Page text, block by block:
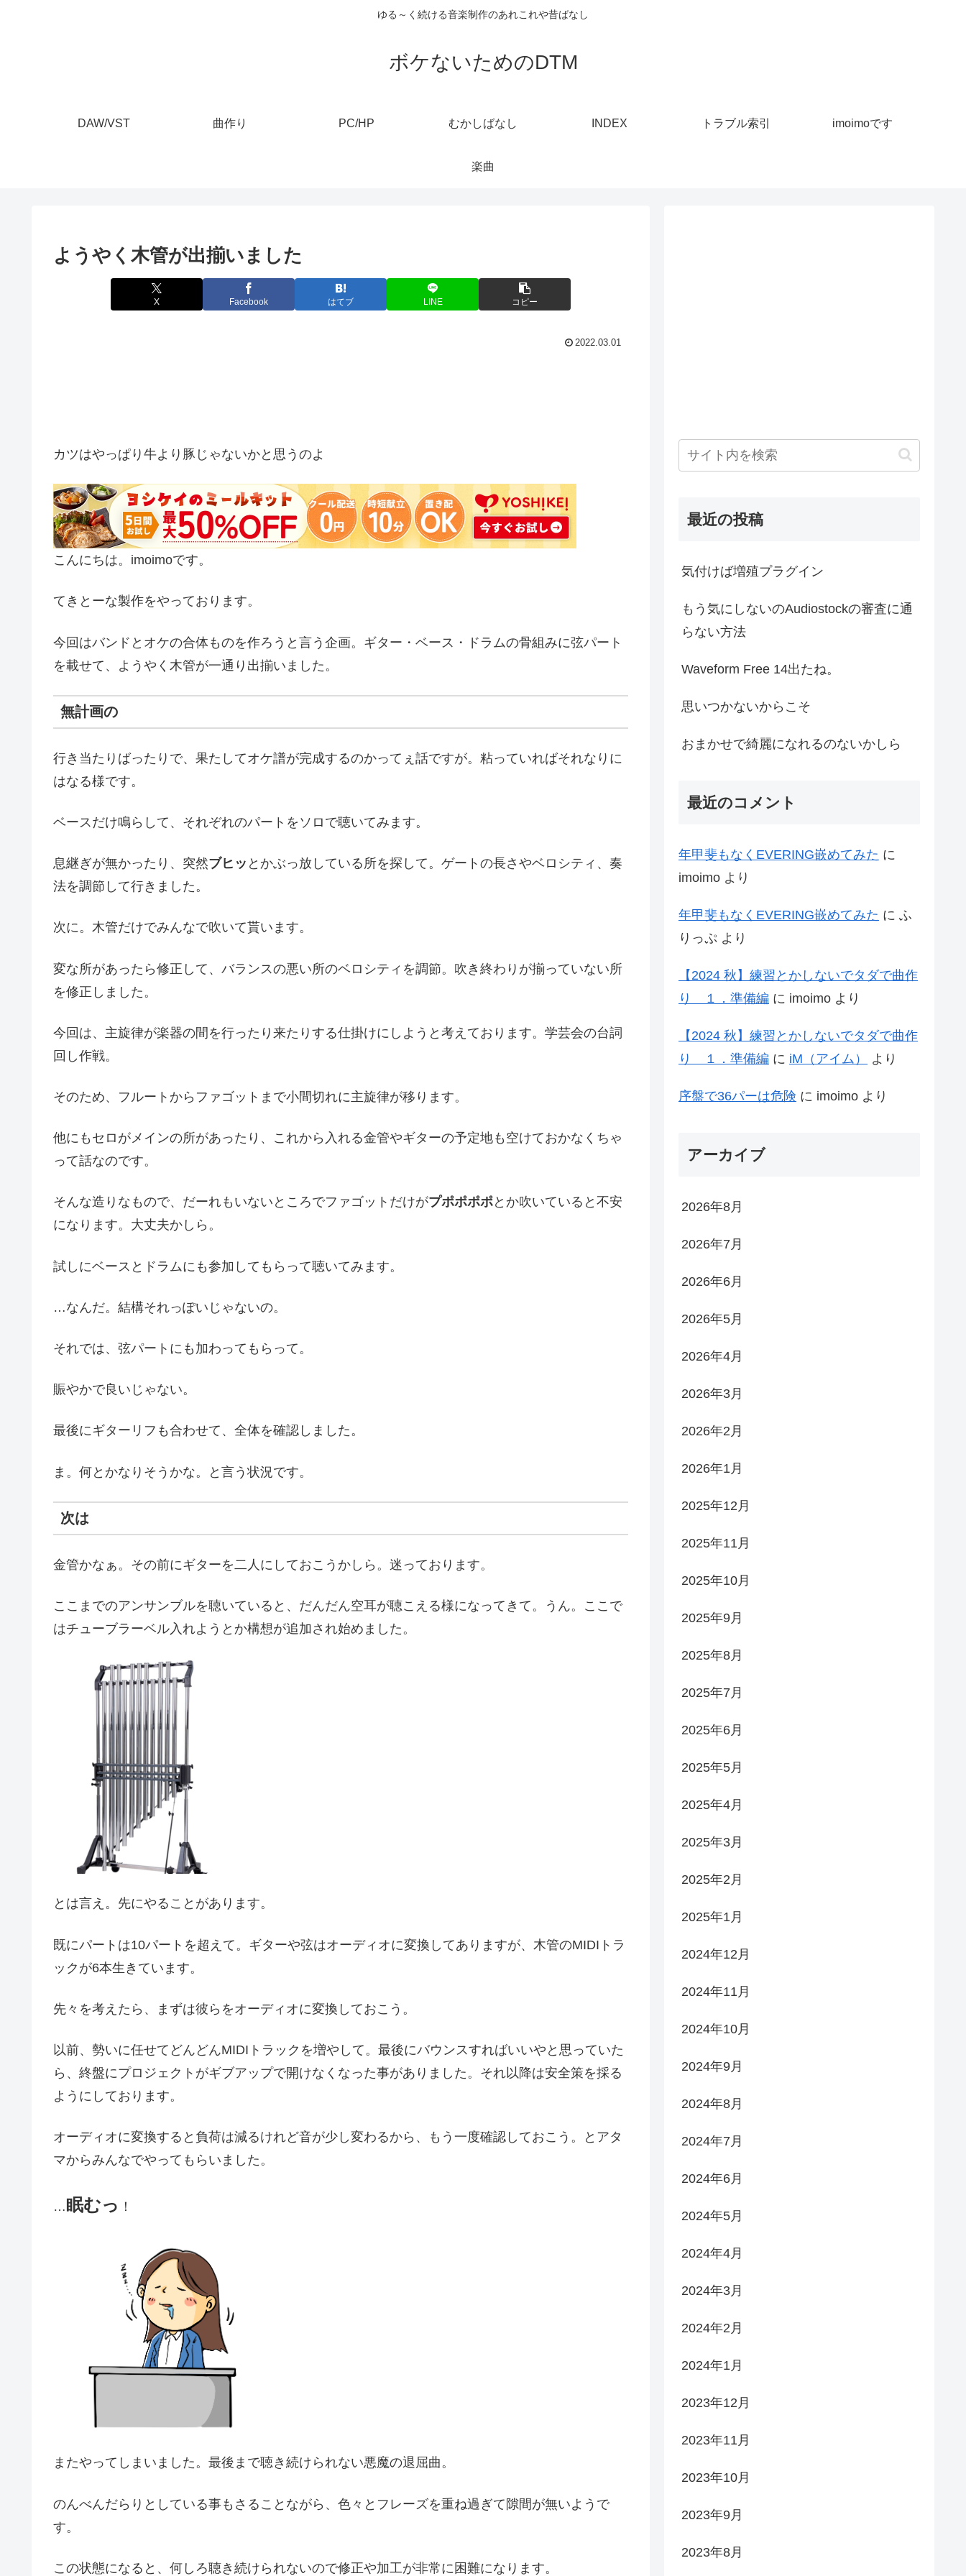
ゆる～く続ける音楽制作のあれこれや昔ばなし
ボケないためのDTM
DAW/VST 曲作り PC/HP むかしばなし INDEX トラブル索引 imoimoです
楽曲
ようやく木管が出揃いました
X Facebook はてブ LINE コピー
2022.03.01
カツはやっぱり牛より豚じゃないかと思うのよ
こんにちは。imoimoです。
てきとーな製作をやっております。
今回はバンドとオケの合体ものを作ろうと言う企画。ギター・ベース・ドラムの骨組みに弦パート
を載せて、ようやく木管が一通り出揃いました。
無計画の
行き当たりばったりで、果たしてオケ譜が完成するのかってぇ話ですが。粘っていればそれなりに
はなる様です。
ベースだけ鳴らして、それぞれのパートをソロで聴いてみます。
息継ぎが無かったり、突然ブヒッ とかぶっ放している所を探して。ゲートの長さやベロシティ、奏
法を調節して行きました。
次に。木管だけでみんなで吹いて貰います。
変な所があったら修正して、バランスの悪い所のベロシティを調節。吹き終わりが揃っていない所
を修正しました。
今回は、主旋律が楽器の間を行ったり来たりする仕掛けにしようと考えております。学芸会の台詞
回し作戦。
そのため、フルートからファゴットまで小間切れに主旋律が移ります。
他にもセロがメインの所があったり、これから入れる金管やギターの予定地も空けておかなくちゃ
って話なのです。
そんな造りなもので、だーれもいないところでファゴットだけがプポポポポとか吹いていると不安
になります。大丈夫かしら。
試しにベースとドラムにも参加してもらって聴いてみます。
…なんだ。結構それっぽいじゃないの。
それでは、弦パートにも加わってもらって。
賑やかで良いじゃない。
最後にギターリフも合わせて、全体を確認しました。
ま。何とかなりそうかな。と言う状況です。
次は
金管かなぁ。その前にギターを二人にしておこうかしら。迷っております。
ここまでのアンサンブルを聴いていると、だんだん空耳が聴こえる様になってきて。うん。ここで
はチューブラーベル入れようとか構想が追加され始めました。
とは言え。先にやることがあります。
既にパートは10パートを超えて。ギターや弦はオーディオに変換してありますが、木管のMIDIトラ
ックが6本生きています。
先々を考えたら、まずは彼らをオーディオに変換しておこう。
以前、勢いに任せてどんどんMIDIトラックを増やして。最後にバウンスすればいいやと思っていた
ら、終盤にプロジェクトがギブアップで開けなくなった事がありました。それ以降は安全策を採る
ようにしております。
オーディオに変換すると負荷は減るけれど音が少し変わるから、もう一度確認しておこう。とアタ
マからみんなでやってもらいました。
…眠むっ ！
またやってしまいました。最後まで聴き続けられない悪魔の退屈曲。
のんべんだらりとしている事もさることながら、色々とフレーズを重ね過ぎて隙間が無いようで
す。
この状態になると、何しろ聴き続けられないので修正や加工が非常に困難になります。
最近の投稿
気付けば増殖プラグイン
もう気にしないのAudiostockの審査に通
らない方法
Waveform Free 14出たね。
思いつかないからこそ
おまかせで綺麗になれるのないかしら
最近のコメント
年甲斐もなくEVERING嵌めてみた に
imoimo より
年甲斐もなくEVERING嵌めてみた に ふ
りっぷ より
【2024 秋】練習とかしないでタダで曲作
り １．準備編 に imoimo より
【2024 秋】練習とかしないでタダで曲作
り １．準備編 に iM（アイム） より
序盤で36パーは危険 に imoimo より
アーカイブ
2026年8月
2026年7月
2026年6月
2026年5月
2026年4月
2026年3月
2026年2月
2026年1月
2025年12月
2025年11月
2025年10月
2025年9月
2025年8月
2025年7月
2025年6月
2025年5月
2025年4月
2025年3月
2025年2月
2025年1月
2024年12月
2024年11月
2024年10月
2024年9月
2024年8月
2024年7月
2024年6月
2024年5月
2024年4月
2024年3月
2024年2月
2024年1月
2023年12月
2023年11月
2023年10月
2023年9月
2023年8月